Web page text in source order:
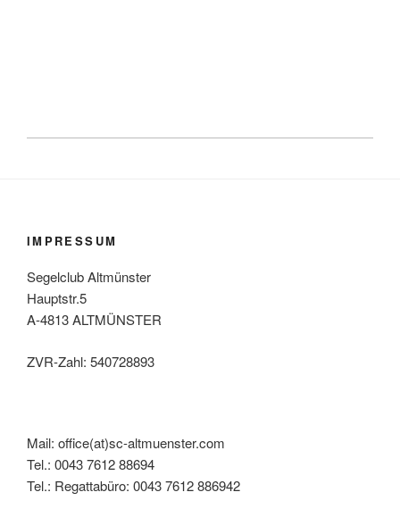
IMPRESSUM
Segelclub Altmünster
Hauptstr.5
A-4813 ALTMÜNSTER
ZVR-Zahl: 540728893
Mail: office(at)sc-altmuenster.com
Tel.: 0043 7612 88694
Tel.: Regattabüro: 0043 7612 886942